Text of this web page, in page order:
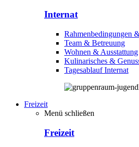
Internat
Rahmenbedingungen
Team & Betreuung
Wohnen & Ausstattung
Kulinarisches &
Tagesablauf Internat
Freizeit
Menü schließen
Freizeit